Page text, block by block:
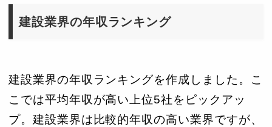
建設業界の年収ランキング
建設業界の年収ランキングを作成しました。こ
こでは平均年収が高い上位5社をピックアッ
プ。建設業界は比較的年収の高い業界ですが、